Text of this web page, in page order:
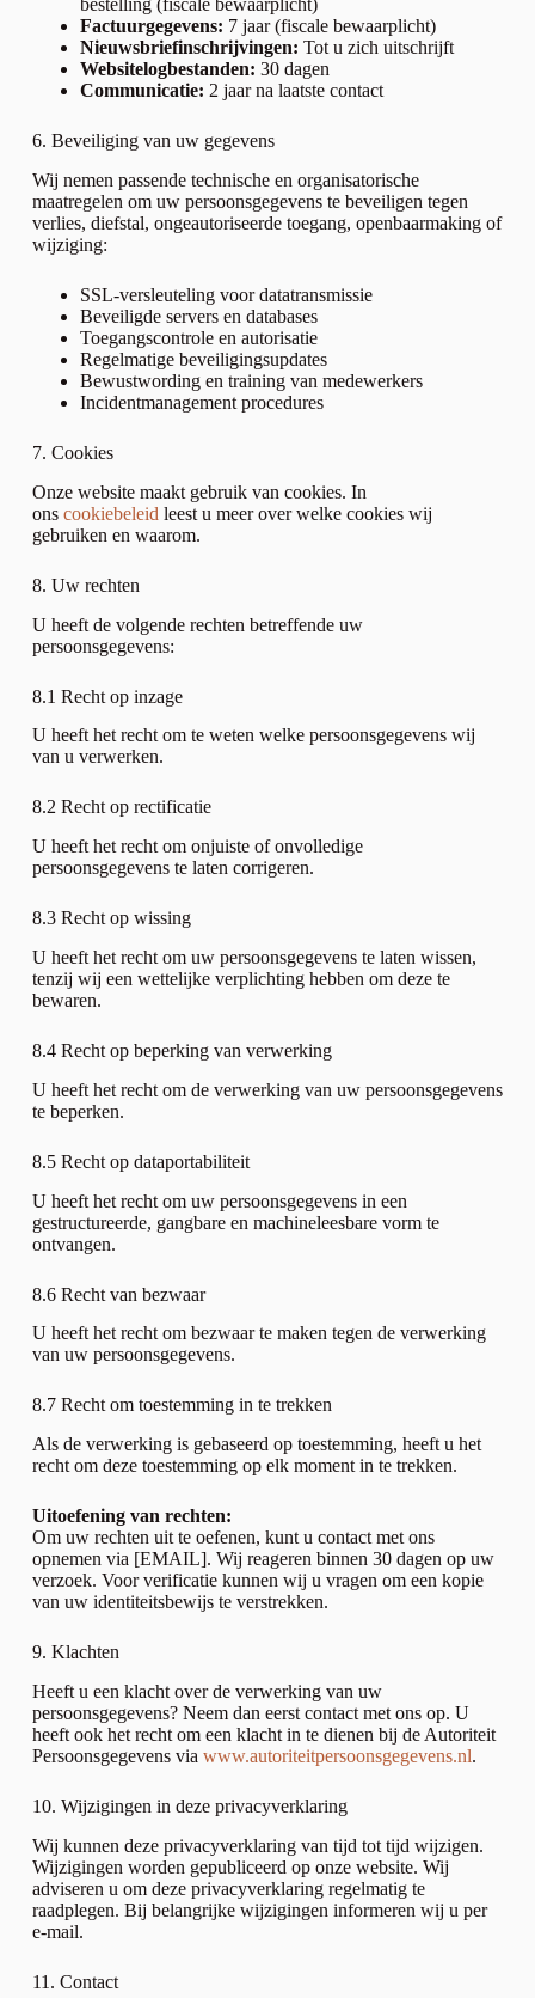
bestelling (fiscale bewaarplicht)
Factuurgegevens: 7 jaar (fiscale bewaarplicht)
Nieuwsbriefinschrijvingen: Tot u zich uitschrijft
Websitelogbestanden: 30 dagen
Communicatie: 2 jaar na laatste contact
6. Beveiliging van uw gegevens
Wij nemen passende technische en organisatorische
maatregelen om uw persoonsgegevens te beveiligen tegen
verlies, diefstal, ongeautoriseerde toegang, openbaarmaking of
wijziging:
SSL-versleuteling voor datatransmissie
Beveiligde servers en databases
Toegangscontrole en autorisatie
Regelmatige beveiligingsupdates
Bewustwording en training van medewerkers
Incidentmanagement procedures
7. Cookies
Onze website maakt gebruik van cookies. In
ons cookiebeleid leest u meer over welke cookies wij
gebruiken en waarom.
8. Uw rechten
U heeft de volgende rechten betreffende uw
persoonsgegevens:
8.1 Recht op inzage
U heeft het recht om te weten welke persoonsgegevens wij
van u verwerken.
8.2 Recht op rectificatie
U heeft het recht om onjuiste of onvolledige
persoonsgegevens te laten corrigeren.
8.3 Recht op wissing
U heeft het recht om uw persoonsgegevens te laten wissen,
tenzij wij een wettelijke verplichting hebben om deze te
bewaren.
8.4 Recht op beperking van verwerking
U heeft het recht om de verwerking van uw persoonsgegevens
te beperken.
8.5 Recht op dataportabiliteit
U heeft het recht om uw persoonsgegevens in een
gestructureerde, gangbare en machineleesbare vorm te
ontvangen.
8.6 Recht van bezwaar
U heeft het recht om bezwaar te maken tegen de verwerking
van uw persoonsgegevens.
8.7 Recht om toestemming in te trekken
Als de verwerking is gebaseerd op toestemming, heeft u het
recht om deze toestemming op elk moment in te trekken.
Uitoefening van rechten:
Om uw rechten uit te oefenen, kunt u contact met ons
opnemen via [EMAIL]. Wij reageren binnen 30 dagen op uw
verzoek. Voor verificatie kunnen wij u vragen om een kopie
van uw identiteitsbewijs te verstrekken.
9. Klachten
Heeft u een klacht over de verwerking van uw
persoonsgegevens? Neem dan eerst contact met ons op. U
heeft ook het recht om een klacht in te dienen bij de Autoriteit
Persoonsgegevens via www.autoriteitpersoonsgegevens.nl.
10. Wijzigingen in deze privacyverklaring
Wij kunnen deze privacyverklaring van tijd tot tijd wijzigen.
Wijzigingen worden gepubliceerd op onze website. Wij
adviseren u om deze privacyverklaring regelmatig te
raadplegen. Bij belangrijke wijzigingen informeren wij u per
e-mail.
11. Contact